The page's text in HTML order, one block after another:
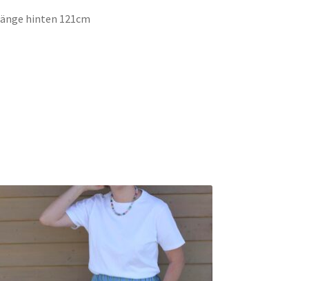
hinten 121cm